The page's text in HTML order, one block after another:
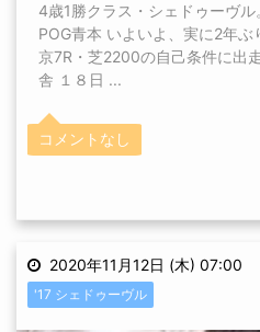
4歳1勝クラス・シェドゥーヴ
POG青本 いよいよ、実に2年
京7R・芝2200の自己条件に
舎 １８日 ...
コメントなし
2020年11月12日 (木) 07:00
'17 シェドゥーヴル